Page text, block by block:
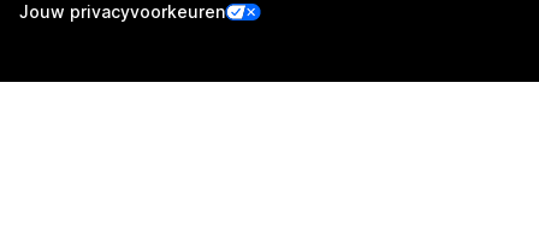
Jouw privacyvoorkeuren